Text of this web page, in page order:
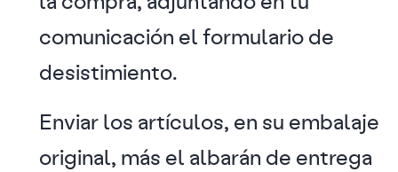
comunicación el formulario de
desistimiento.
Enviar los artículos, en su embalaje
original, más el albarán de entrega